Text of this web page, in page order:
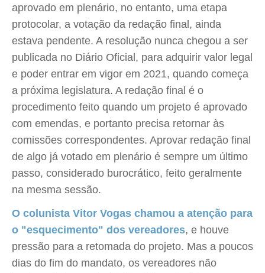
aprovado em plenário, no entanto, uma etapa
protocolar, a votação da redação final, ainda
estava pendente. A resolução nunca chegou a ser
publicada no Diário Oficial, para adquirir valor legal
e poder entrar em vigor em 2021, quando começa
a próxima legislatura. A redação final é o
procedimento feito quando um projeto é aprovado
com emendas, e portanto precisa retornar às
comissões correspondentes. Aprovar redação final
de algo já votado em plenário é sempre um último
passo, considerado burocrático, feito geralmente
na mesma sessão.
O colunista Vitor Vogas chamou a atenção para
o "esquecimento" dos vereadores, e houve
pressão para a retomada do projeto. Mas a poucos
dias do fim do mandato, os vereadores não